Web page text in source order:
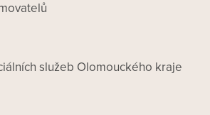
služeb Olomouckého kraje